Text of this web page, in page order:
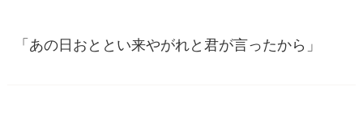
「あの日おととい来やがれと君が言ったから」